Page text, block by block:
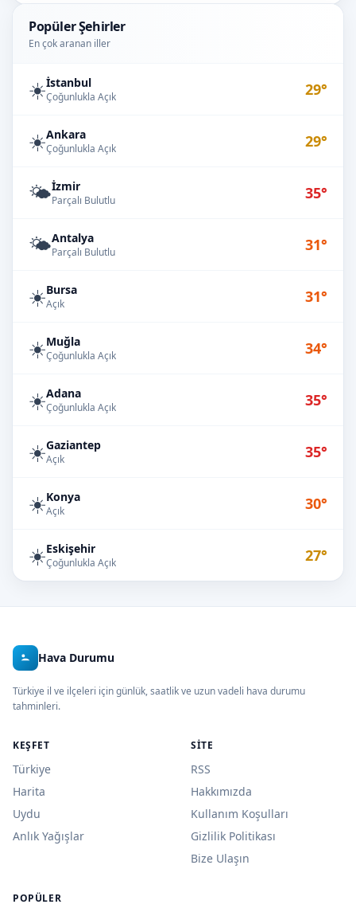
Popüler Şehirler
En çok aranan iller
☀️İstanbul
Çoğunlukla Açık 29°
☀️Ankara
Çoğunlukla Açık 29°
🌤️İzmir
Parçalı Bulutlu 35°
🌤️Antalya
Parçalı Bulutlu 31°
☀️Bursa
Açık 31°
☀️Muğla
Çoğunlukla Açık 34°
☀️Adana
Çoğunlukla Açık 35°
☀️Gaziantep
Açık 35°
☀️Konya
Açık 30°
☀️Eskişehir
Çoğunlukla Açık 27°
Hava Durumu
Türkiye il ve ilçeleri için günlük, saatlik ve uzun vadeli hava durumu
tahminleri.
KEŞFET
Türkiye
Harita
Uydu
Anlık Yağışlar
SITE
RSS
Hakkımızda
Kullanım Koşulları
Gizlilik Politikası
Bize Ulaşın
POPÜLER